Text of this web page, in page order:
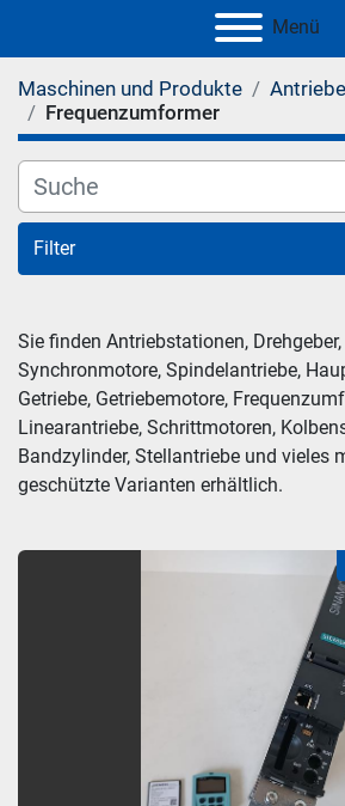
Menü
Maschinen und Produkte
Antriebe
Frequenzumformer
Filter
Sortieren nach
Sie finden Antriebstationen,
Synchronmotore, Spindelantriebe,
Getriebe, Getriebemotore,
Linearantriebe, Schrittmotoren,
Bandzylinder, Stellantriebe und vieles
geschützte Varianten erhältlich.